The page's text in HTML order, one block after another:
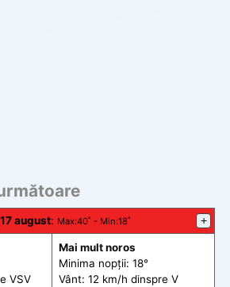
august: Max:40˚ - Min:18˚ +
VSV
Mai mult noros
Minima nopții: 18°
Vânt: 12 km/h dinspre V